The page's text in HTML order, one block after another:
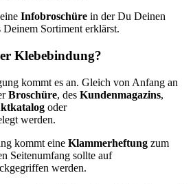
Infobroschüre in der Du Deinen
Sortiment erklärst.
Klebebindung?
kommt es an. Gleich von Anfang an
Broschüre, des Kundenmagazins,
oder
werden.
kommt eine Klammerheftung zum
Seitenumfang sollte auf
werden.